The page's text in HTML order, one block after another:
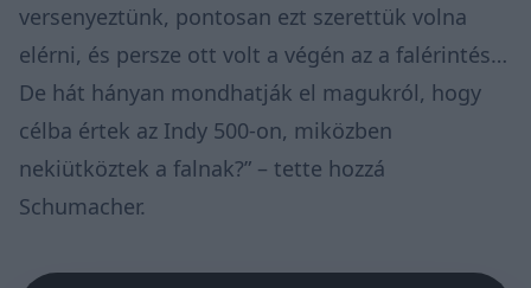
versenyeztünk, pontosan ezt szerettük volna
elérni, és persze ott volt a végén az a falérintés…
De hát hányan mondhatják el magukról, hogy
célba értek az Indy 500-on, miközben
nekiütköztek a falnak?” – tette hozzá
Schumacher.